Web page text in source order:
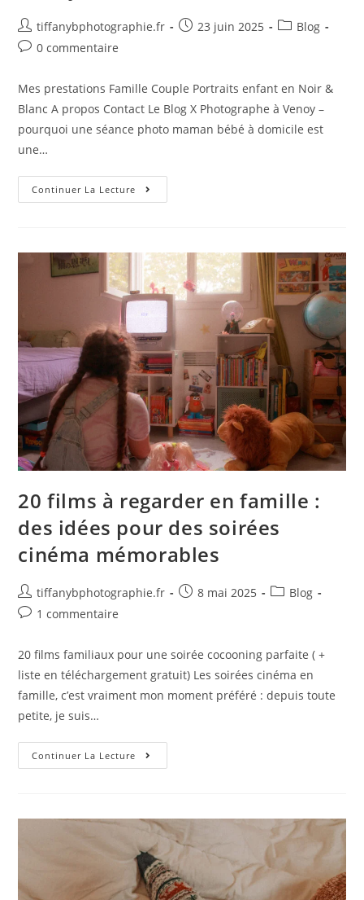
tiffanybphotographie.fr 23 juin 2025
Blog
0 commentaire
Mes prestations Famille Couple Portraits enfant en Noir &
Blanc A propos Contact Le Blog X Photographe à Venoy –
pourquoi une séance photo maman bébé à domicile est
une…
Continuer La Lecture
20 films à regarder en famille :
des idées pour des soirées
cinéma mémorables
tiffanybphotographie.fr 8 mai 2025
Blog
1 commentaire
20 films familiaux pour une soirée cocooning parfaite ( +
liste en téléchargement gratuit) Les soirées cinéma en
famille, c’est vraiment mon moment préféré : depuis toute
petite, je suis…
Continuer La Lecture